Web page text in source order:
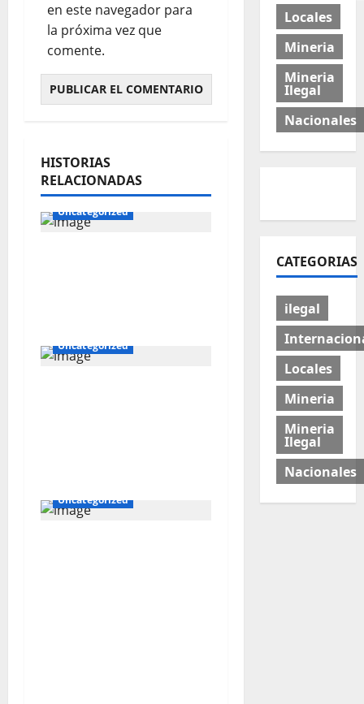
en este navegador para
la próxima vez que
comente.
HISTORIAS
RELACIONADAS
Uncategorized
Uncategorized
Uncategorized
Locales
Mineria
Mineria
Ilegal
Nacionales
CATEGORIAS
ilegal
Locales
Mineria
Mineria
Ilegal
Nacionales